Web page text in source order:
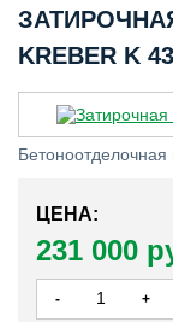
KREBER K
ЦЕНА:
231 000